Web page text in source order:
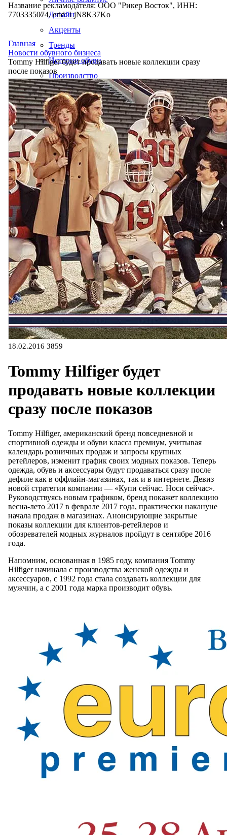
Дизайн
Акценты
Тренды
Истории обуви
Производство
Название рекламодателя: ООО "Рикер Восток", ИНН:
7703335074, erid: LjN8K37Ko
Главная
Новости обувного бизнеса
Tommy Hilfiger будет продавать новые коллекции сразу
после показов
18.02.2016 3859
Tommy Hilfiger будет
продавать новые коллекции
сразу после показов
Tommy Hilfiger, американский бренд повседневной и
спортивной одежды и обуви класса премиум, учитывая
календарь розничных продаж и запросы крупных
ретейлеров, изменит график своих модных показов. Теперь
одежда, обувь и аксессуары будут продаваться сразу после
дефиле как в оффлайн-магазинах, так и в интернете. Девиз
новой стратегии компании — «Купи сейчас. Носи сейчас».
Руководствуясь новым графиком, бренд покажет коллекцию
весна-лето 2017 в феврале 2017 года, практически накануне
начала продаж в магазинах. Анонсирующие закрытые
показы коллекции для клиентов-ретейлеров и
обозревателей модных журналов пройдут в сентябре 2016
года.
Напомним, основанная в 1985 году, компания Tommy
Hilfiger начинала с производства женской одежды и
аксессуаров, с 1992 года стала создавать коллекции для
мужчин, а с 2001 года марка производит обувь.